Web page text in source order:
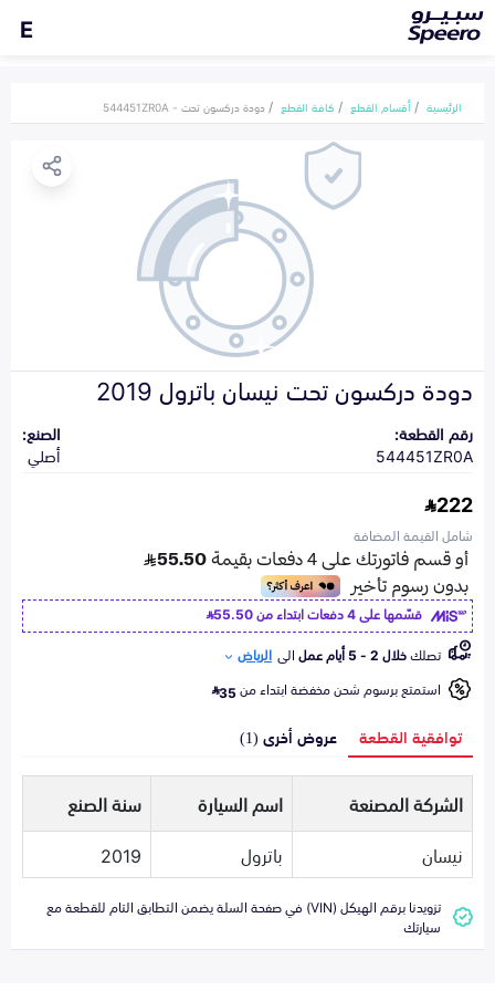
E
الرئيسية أقسام القطع كافة القطع دودة دركسون تحت - 544451ZR0A
دودة دركسون تحت نيسان باترول 2019
رقم القطعة:
544451ZR0A
الصنع:
أصلي
222
شامل القيمة المضافة
قسّمها على 4 دفعات ابتداء من
55.50
تصلكخلال 2 - 5 أيام عمل الى الرياض
استمتع برسوم شحن مخفضة ابتداء من35
توافقية القطعة عروض أخرى (1)
الشركة المصنعة اسم السيارة
سنة الصنع
نيسان
باترول 2019
تزويدنا برقم الهيكل (VIN) في صفحة السلة يضمن التطابق التام للقطعة مع
سيارتك